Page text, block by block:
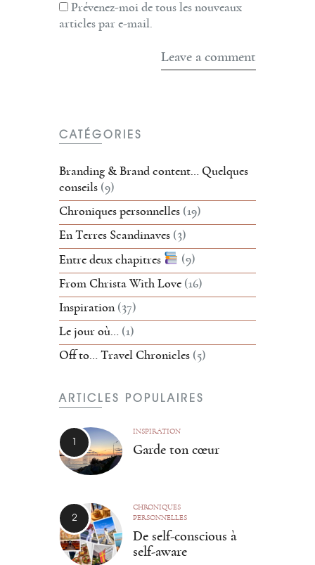
Prévenez-moi de tous les nouveaux
articles par e-mail.
CATÉGORIES
Branding & Brand content… Quelques
conseils (9)
Chroniques personnelles (19)
En Terres Scandinaves (3)
Entre deux chapitres
(9)
From Christa With Love (16)
Inspiration(37)
Le jour où… (1)
Off to… Travel Chronicles (5)
ARTICLES POPULAIRES
INSPIRATION
Garde ton cœur
CHRONIQUES
PERSONNELLES
De self-conscious à
self-aware